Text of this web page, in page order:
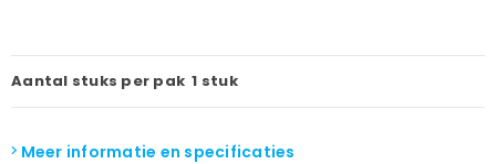
Aantal stuks per pak 1 stuk
Meer informatie en specificaties